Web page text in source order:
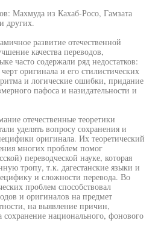
Махмуда из Кахаб-Росо, Гамзата
других.
развитие отечественной
качества переводов,
часто содержали ряд недостатков:
оригинала и его стилистических
и логические ошибки, придание
пафоса и назидательности и
отечественные теоретики
уделять вопросу сохранения и
оригинала. Их теоретический
многих проблем помог
переводческой науке, которая
тропу, т.к. дагестанские языки и
и сложности перевода. Во
проблем способствовал
и оригиналов на предмет
на выявление причин,
национального, фонового